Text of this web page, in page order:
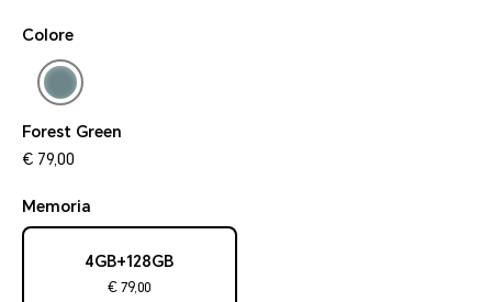
Colore
Forest Green
€ 79,00
Memoria
4GB+128GB
€ 79,00